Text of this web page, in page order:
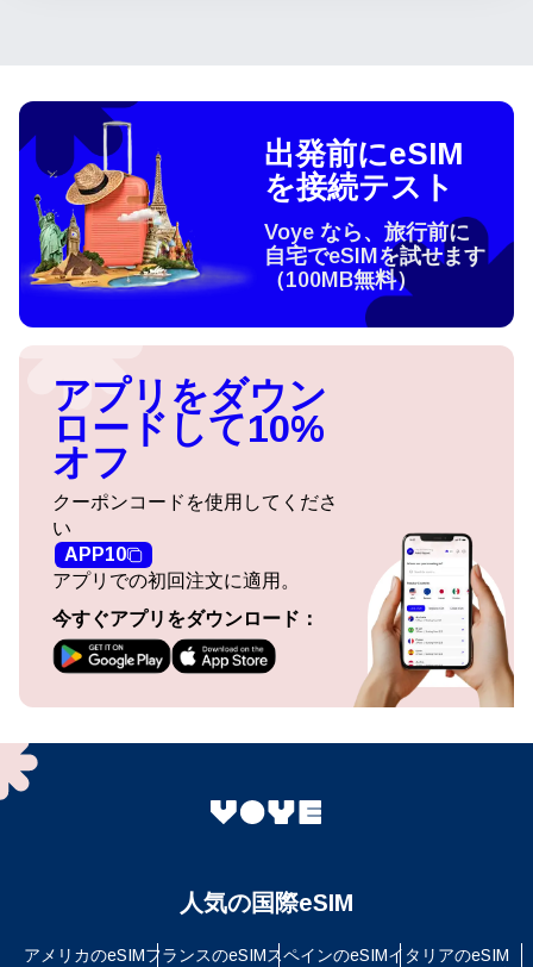
出発前にeSIM
を接続テスト
Voye なら、旅行前に
自宅でeSIMを試せます
（100MB無料）
アプリをダウン
ロードして10%
オフ
クーポンコードを使用してくださ
い
APP10
アプリでの初回注文に適用。
今すぐアプリをダウンロード：
人気の国際eSIM
アメリカのeSIMフランスのeSIMスペインのeSIMイタリアのeSIM